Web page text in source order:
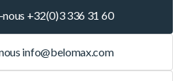
+32(0)3 336 31 60
info@belomax.com